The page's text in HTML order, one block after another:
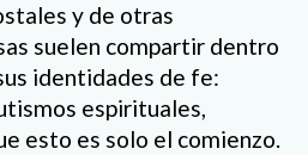
y de otras
suelen compartir dentro
identidades de fe:
espirituales,
esto es solo el comienzo.